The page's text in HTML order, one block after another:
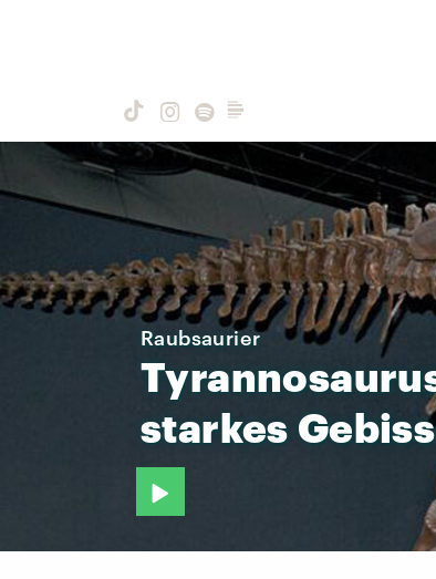
Raubsaurier
starkes